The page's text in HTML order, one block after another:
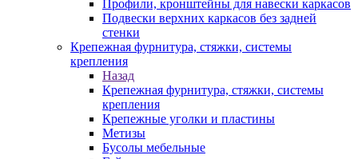
Профили, кронштейны для навески каркасов
Подвески верхних каркасов без задней
стенки
Крепежная фурнитура, стяжки, системы
крепления
Назад
Крепежная фурнитура, стяжки, системы
крепления
Крепежные уголки и пластины
Метизы
Бусолы мебельные